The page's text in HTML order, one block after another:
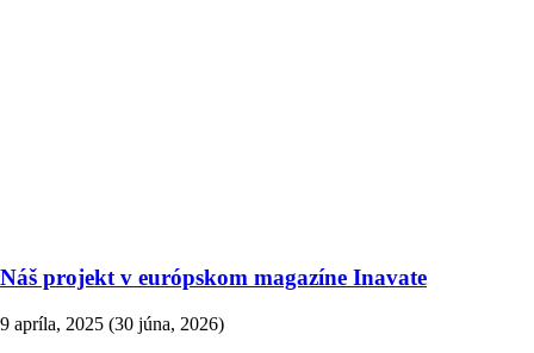
Náš projekt v európskom magazíne Inavate
9 apríla, 2025 (30 júna, 2026)